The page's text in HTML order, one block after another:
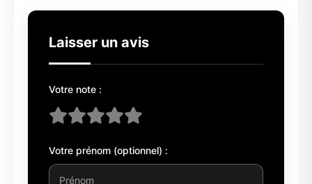
Laisser un avis
Votre note :
Votre prénom (optionnel) :